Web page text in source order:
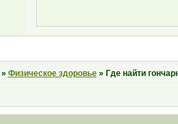
» Физическое здоровье » Где найти